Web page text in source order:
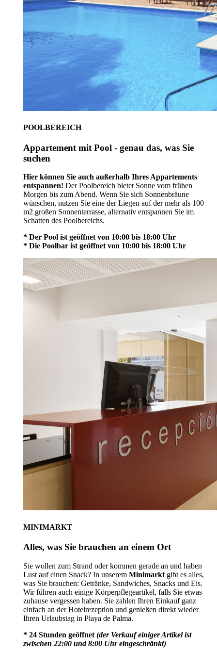
POOLBEREICH
Appartement mit Pool - genau das, was Sie
suchen
Hier können Sie auch außerhalb Ihres Appartements
entspannen! Der Poolbereich bietet Sonne vom frühen
Morgen bis zum Abend. Wenn Sie sich Sonnenbräune
wünschen, nutzen Sie eine der Liegen auf der mehr als 100
m2 großen Sonnenterrasse, alternativ entspannen Sie im
Schatten des Poolbereichs.
* Der Pool ist geöffnet von 10:00 bis 18:00 Uhr
* Die Poolbar ist geöffnet von 10:00 bis 18:00 Uhr
MINIMARKT
Alles, was Sie brauchen an einem Ort
Sie wollen zum Strand oder kommen gerade an und haben
Lust auf einen Snack? In unserem Minimarkt gibt es alles,
was Sie brauchen: Getränke, Sandwiches, Snacks und Eis.
Wir führen auch einige Körperpflegeartikel, falls Sie etwas
zuhause vergessen haben. Sie zahlen Ihren Einkauf ganz
einfach an der Hotelrezeption und genießen direkt wieder
Ihren Urlaubstag in Playa de Palma.
* 24 Stunden geöffnet (der Verkauf einiger Artikel ist
zwischen 22:00 und 8:00 Uhr eingeschränkt)